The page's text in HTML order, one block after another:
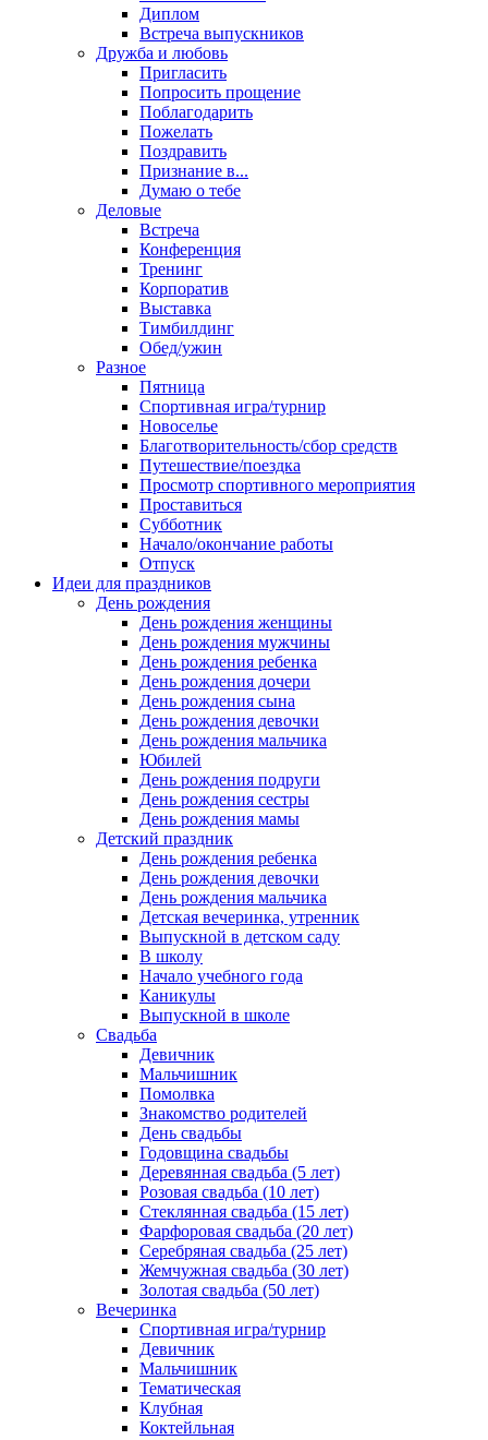
Диплом
Встреча выпускников
Дружба и любовь
Пригласить
Попросить прощение
Поблагодарить
Пожелать
Поздравить
Признание в...
Думаю о тебе
Деловые
Встреча
Конференция
Тренинг
Корпоратив
Выставка
Тимбилдинг
Обед/ужин
Разное
Пятница
Спортивная игра/турнир
Новоселье
Благотворительность/сбор средств
Путешествие/поездка
Просмотр спортивного мероприятия
Проставиться
Субботник
Начало/окончание работы
Отпуск
Идеи для праздников
День рождения
День рождения женщины
День рождения мужчины
День рождения ребенка
День рождения дочери
День рождения сына
День рождения девочки
День рождения мальчика
Юбилей
День рождения подруги
День рождения сестры
День рождения мамы
Детский праздник
День рождения ребенка
День рождения девочки
День рождения мальчика
Детская вечеринка, утренник
Выпускной в детском саду
В школу
Начало учебного года
Каникулы
Выпускной в школе
Свадьба
Девичник
Мальчишник
Помолвка
Знакомство родителей
День свадьбы
Годовщина свадьбы
Деревянная свадьба (5 лет)
Розовая свадьба (10 лет)
Стеклянная свадьба (15 лет)
Фарфоровая свадьба (20 лет)
Серебряная свадьба (25 лет)
Жемчужная свадьба (30 лет)
Золотая свадьба (50 лет)
Вечеринка
Спортивная игра/турнир
Девичник
Мальчишник
Тематическая
Клубная
Коктейльная